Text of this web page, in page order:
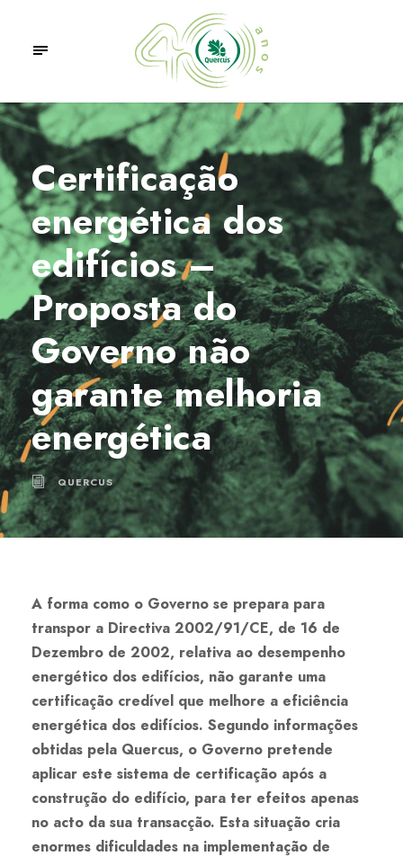
Certificação
energética dos
edifícios –
Proposta do
Governo não
garante melhoria
energética
QUERCUS
A forma como o Governo se prepara para
transpor a Directiva 2002/91/CE, de 16 de
Dezembro de 2002, relativa ao desempenho
energético dos edifícios, não garante uma
certificação credível que melhore a eficiência
energética dos edifícios. Segundo informações
obtidas pela Quercus, o Governo pretende
aplicar este sistema de certificação após a
construção do edifício, para ter efeitos apenas
no acto da sua transacção. Esta situação cria
enormes dificuldades na implementação de